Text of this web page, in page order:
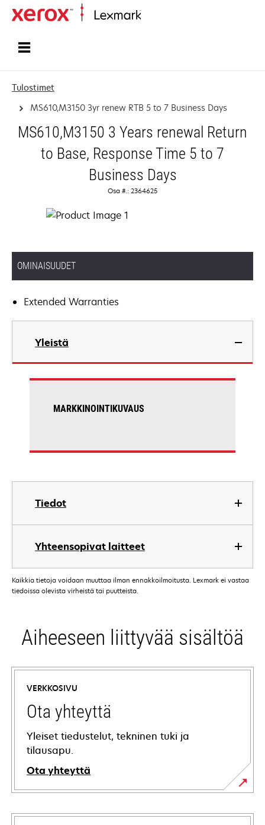
Tulostimet
MS610,M3150 3yr renew RTB 5 to 7 Business Days
MS610,M3150 3 Years renewal Return
to Base, Response Time 5 to 7
Business Days
Osa #.: 2364625
OMINAISUUDET
Extended Warranties
Yleistä
Tiedot
Yhteensopivat laitteet
MARKKINOINTIKUVAUS
Kaikkia tietoja voidaan muuttaa ilman ennakkoilmoitusta. Lexmark ei vastaa
tiedoissa olevista virheistä tai puutteista.
Aiheeseen liittyvää sisältöä
VERKKOSIVU
Ota yhteyttä
Yleiset tiedustelut, tekninen tuki ja
tilausapu.
Ota yhteyttä